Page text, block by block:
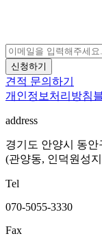
신청하기
견적 문의하기
개인정보처리방침
address
경기도 안양시 동안
(관양동, 인덕원성
Tel
070-5055-3330
Fax